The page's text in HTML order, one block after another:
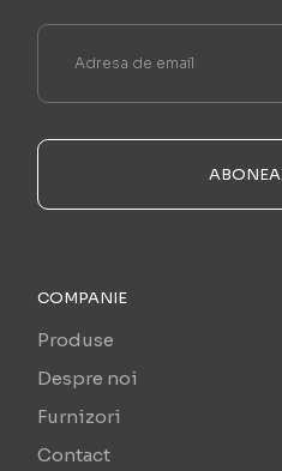
COMPANIE
Produse
Despre noi
Furnizori
Contact